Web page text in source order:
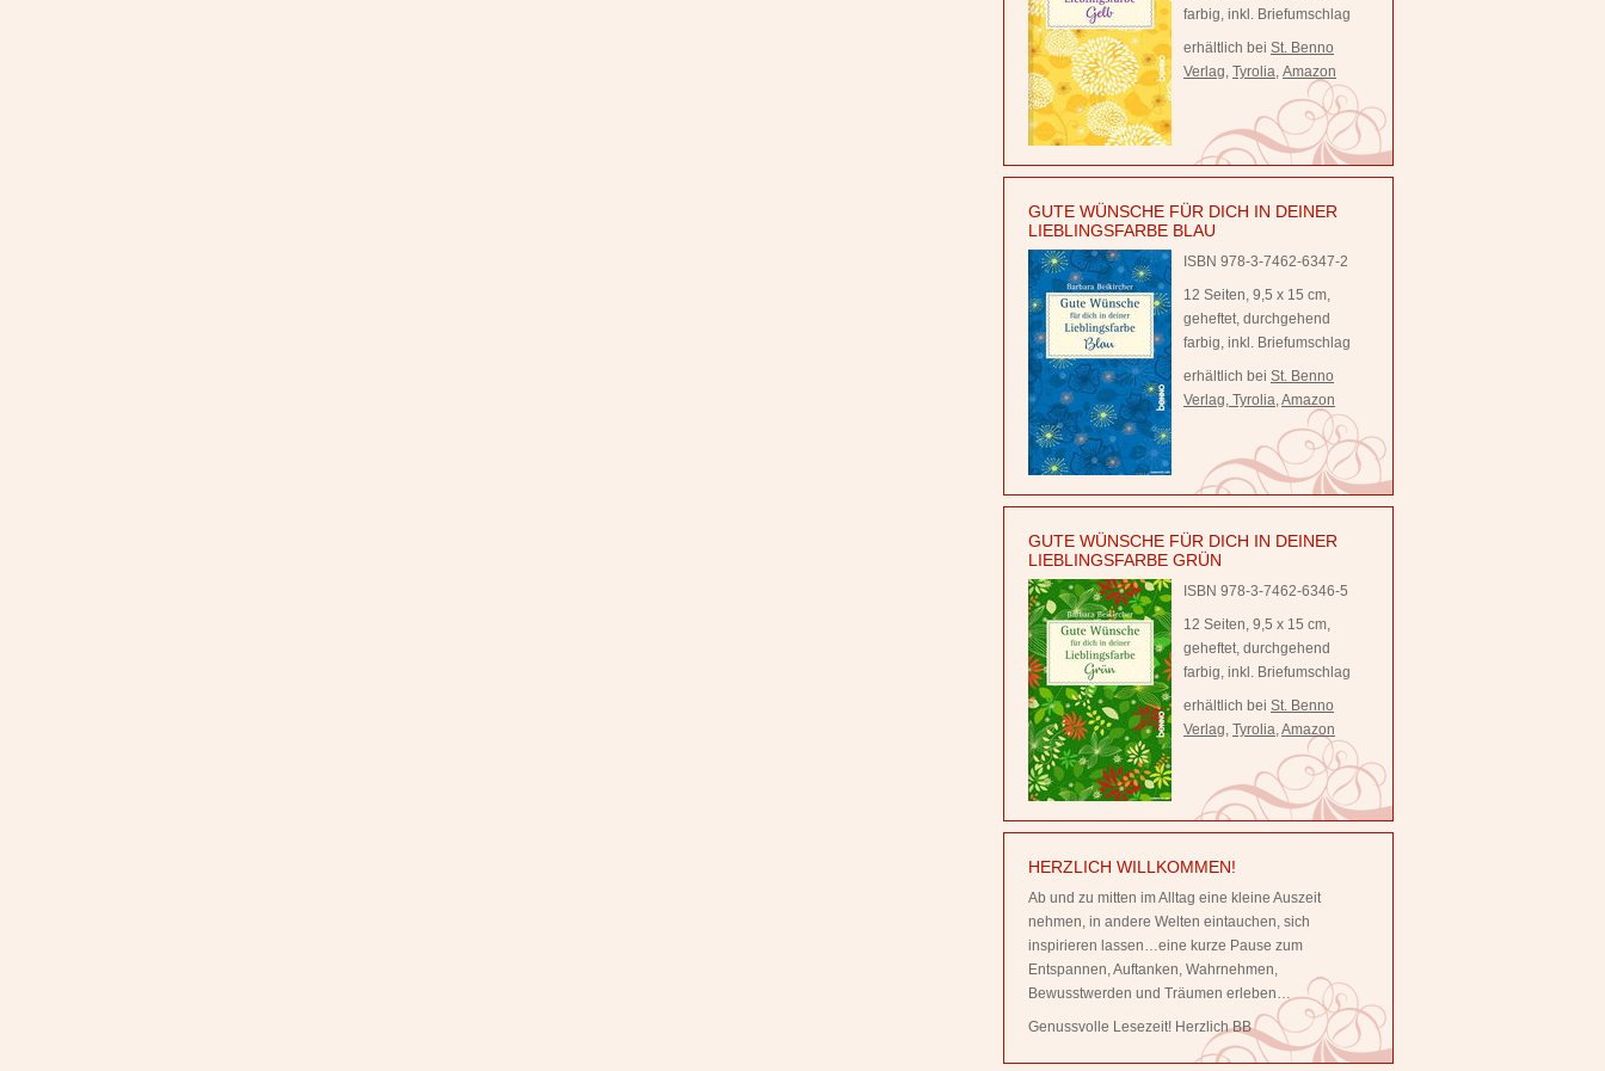
farbig, inkl. Briefumschlag
erhältlich bei St. Benno
Verlag, Tyrolia, Amazon
GUTE WÜNSCHE FÜR DICH IN DEINER
LIEBLINGSFARBE BLAU
ISBN 978-3-7462-6347-2
12 Seiten, 9,5 x 15 cm,
geheftet, durchgehend
farbig, inkl. Briefumschlag
erhältlich bei St. Benno
Verlag, Tyrolia,Amazon
GUTE WÜNSCHE FÜR DICH IN DEINER
LIEBLINGSFARBE GRÜN
ISBN 978-3-7462-6346-5
12 Seiten, 9,5 x 15 cm,
geheftet, durchgehend
farbig, inkl. Briefumschlag
erhältlich bei St. Benno
Verlag, Tyrolia,Amazon
HERZLICH WILLKOMMEN!
Ab und zu mitten im Alltag eine kleine Auszeit
nehmen, in andere Welten eintauchen, sich
inspirieren lassen…eine kurze Pause zum
Entspannen, Auftanken, Wahrnehmen,
Bewusstwerden und Träumen erleben…
Genussvolle Lesezeit! Herzlich BB